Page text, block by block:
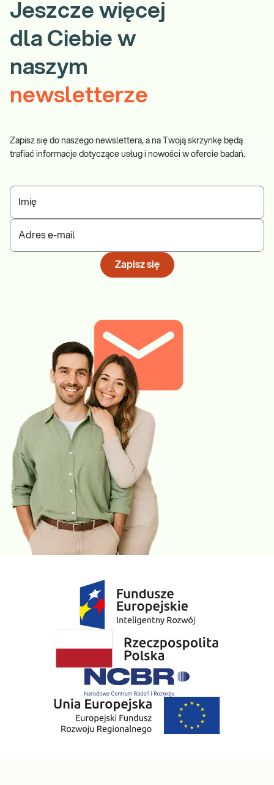
Jeszcze więcej
dla Ciebie w
naszym
newsletterze
Zapisz się do naszego newslettera, a na Twoją skrzynkę będą
trafiać informacje dotyczące usług i nowości w ofercie badań.
Imię
Adres e-mail
Zapisz się